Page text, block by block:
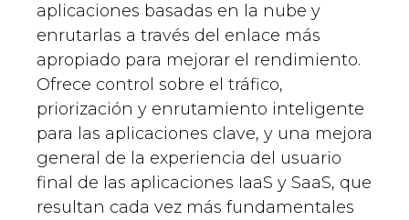
aplicaciones basadas en la nube y
enrutarlas a través del enlace más
apropiado para mejorar el rendimiento.
Ofrece control sobre el tráfico,
priorización y enrutamiento inteligente
para las aplicaciones clave, y una mejora
general de la experiencia del usuario
final de las aplicaciones IaaS y SaaS, que
resultan cada vez más fundamentales